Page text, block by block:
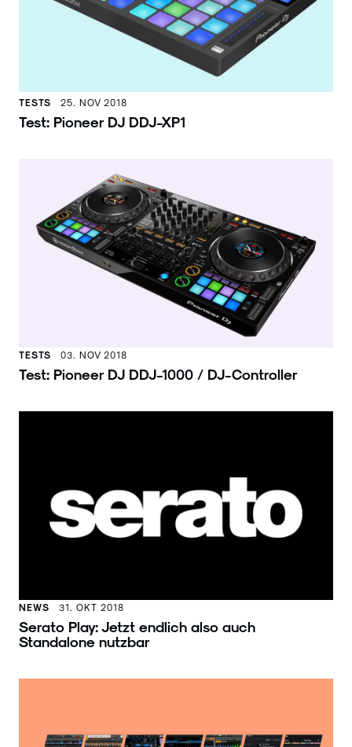
TESTS 25. NOV 2018
Test: Pioneer DJ DDJ-XP1
TESTS 03. NOV 2018
Test: Pioneer DJ DDJ-1000 / DJ-Controller
NEWS 31. OKT 2018
Serato Play: Jetzt endlich also auch
Standalone nutzbar